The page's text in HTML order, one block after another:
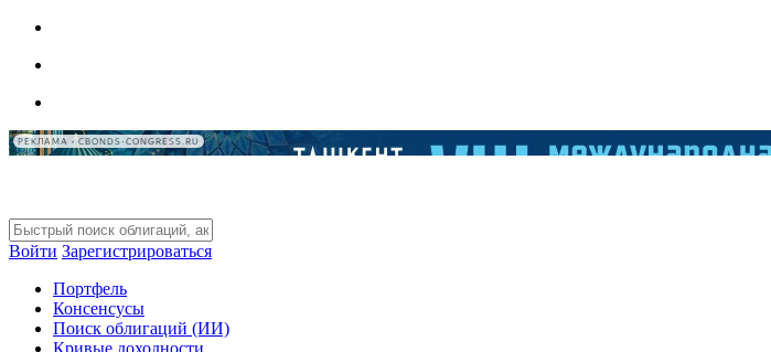
РЕКЛАМА • CBONDS-CONGRESS.RU
Войти Зарегистрироваться
Портфель
Консенсусы
Поиск облигаций (ИИ)
Кривые доходности